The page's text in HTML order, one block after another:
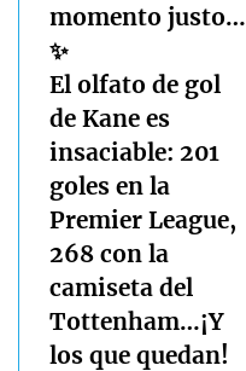
momento justo…
✨
El olfato de gol
de Kane es
insaciable: 201
goles en la
Premier League,
268 con la
camiseta del
Tottenham…¡Y
los que quedan!